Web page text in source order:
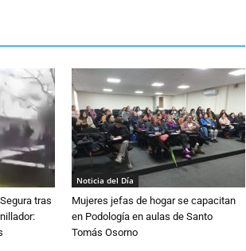
tras
Noticia del Día
Mujeres jefas de hogar se capacitan
en Podología en aulas de Santo
Tomás Osorno